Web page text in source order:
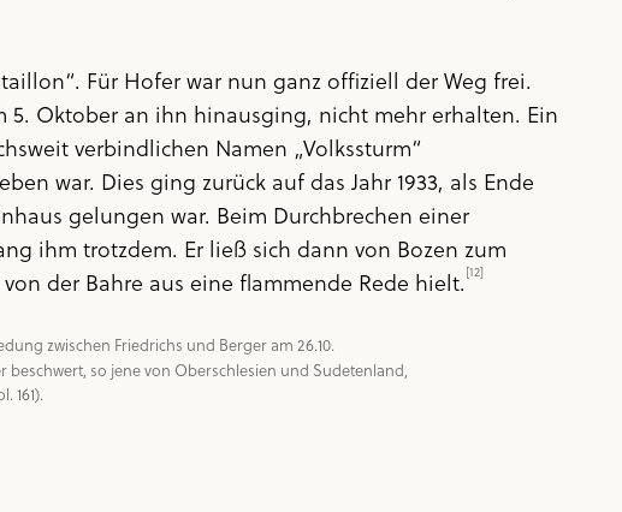
Für Hofer war nun ganz offiziell der Weg frei.
5. Oktober an ihn hinausging, nicht mehr erhalten. Ein
verbindlichen Namen „Volkssturm“
war. Dies ging zurück auf das Jahr 1933, als Ende
gelungen war. Beim Durchbrechen einer
ihm trotzdem. Er ließ sich dann von Bozen zum
der Bahre aus eine flammende Rede hielt. [12]
zwischen Friedrichs und Berger am 26.10.
so jene von Oberschlesien und Sudetenland,